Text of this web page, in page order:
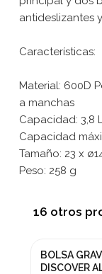
antideslizantes
Características:
Material: 600D
a manchas
Capacidad: 3,8 L
Capacidad
Tamaño: 23 x
Peso: 258 g
16 otros
¡En oferta!
BOLSA
DISCOVER